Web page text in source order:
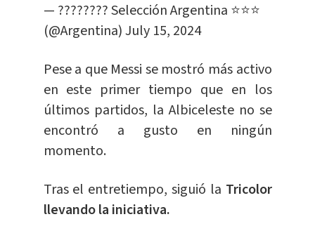
— ???????? Selección Argentina ⭐⭐⭐
(@Argentina)July 15, 2024
Pese a que Messi se mostró más activo
en este primer tiempo que en los
últimos partidos, la Albiceleste no se
encontró a gusto en ningún
momento.
Tras el entretiempo, siguió la Tricolor
llevando la iniciativa.